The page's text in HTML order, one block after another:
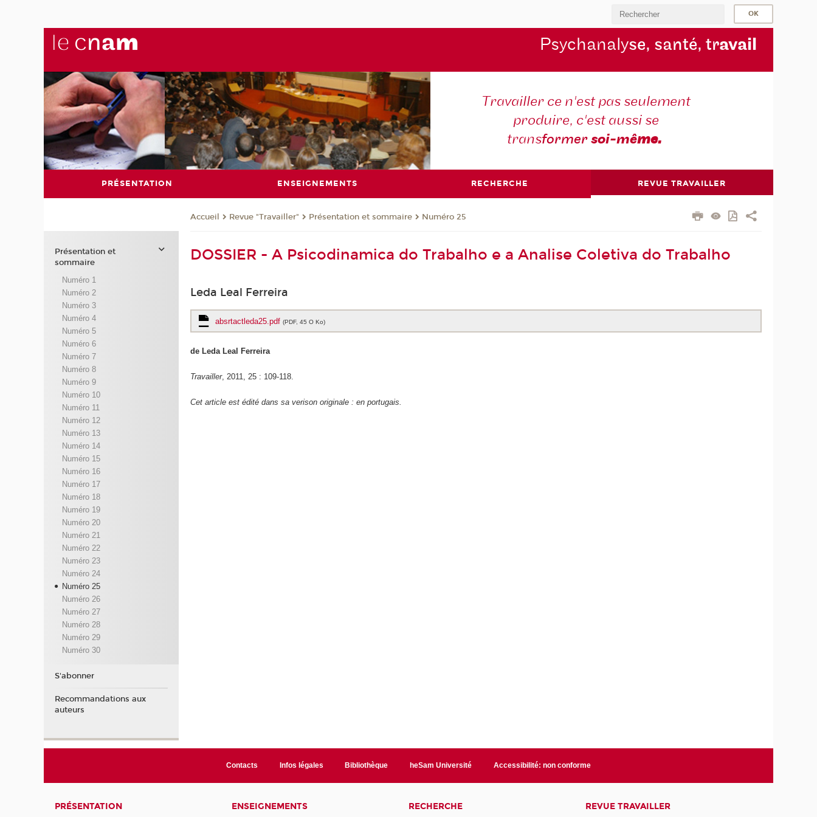
Psychanalyse, santé, travail
Travailler ce n'est pas seulement
produire, c'est aussi se
transformersoi-même.
PRÉSENTATION ENSEIGNEMENTS RECHERCHE REVUE TRAVAILLER
Accueil Revue "Travailler" Présentation et sommaire Numéro 25
DOSSIER - A Psicodinamica do Trabalho e a Analise Coletiva do Trabalho
Leda Leal Ferreira
absrtactleda25.pdf(PDF, 45 O Ko)
de Leda Leal Ferreira
Travailler, 2011, 25 : 109-118.
Cet article est édité dans sa verison originale : en portugais.
Présentation et
sommaire
Numéro 1
Numéro 2
Numéro 3
Numéro 4
Numéro 5
Numéro 6
Numéro 7
Numéro 8
Numéro 9
Numéro 10
Numéro 11
Numéro 12
Numéro 13
Numéro 14
Numéro 15
Numéro 16
Numéro 17
Numéro 18
Numéro 19
Numéro 20
Numéro 21
Numéro 22
Numéro 23
Numéro 24
Numéro 25
Numéro 26
Numéro 27
Numéro 28
Numéro 29
Numéro 30
S'abonner
Recommandations aux
auteurs
Contacts Infos légales Bibliothèque heSam Université Accessibilité: non conforme
PRÉSENTATION ENSEIGNEMENTS RECHERCHE REVUE TRAVAILLER